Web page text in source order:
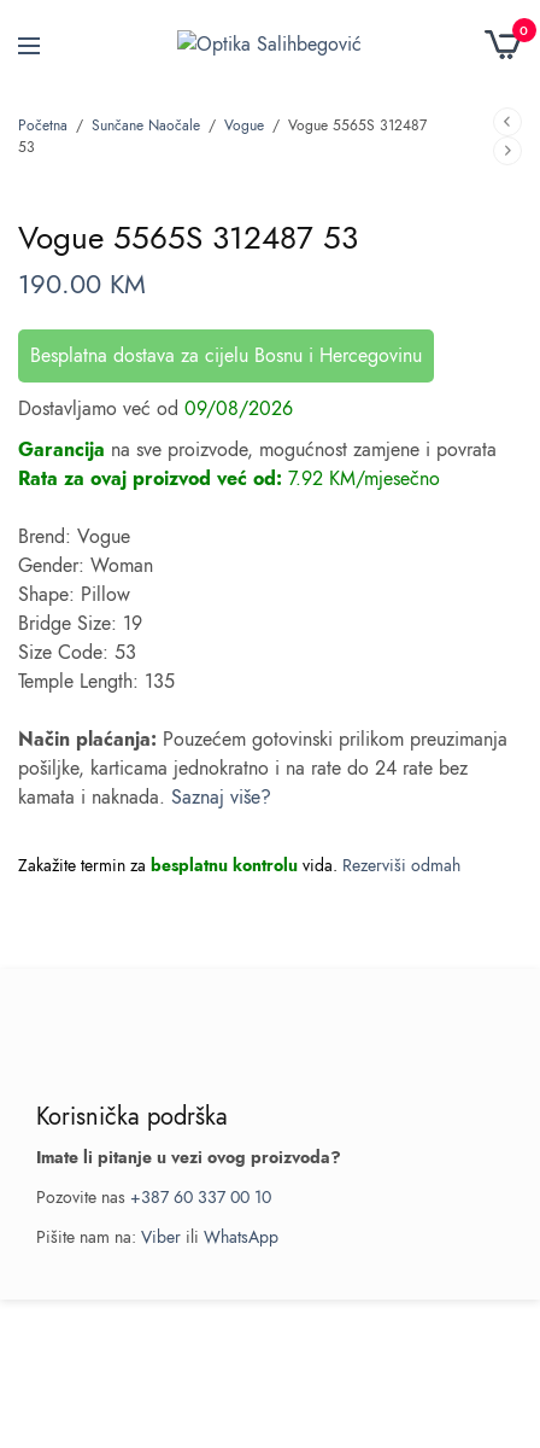
0
Početna / Sunčane Naočale / Vogue / Vogue 5565S 312487
53
Vogue 5565S 312487 53
190.00 KM
Besplatna dostava za cijelu Bosnu i Hercegovinu
Dostavljamo već od 09/08/2026
Garancija na sve proizvode, mogućnost zamjene i povrata
Rata za ovaj proizvod već od: 7.92 KM/mjesečno
Brend: Vogue
Gender: Woman
Shape: Pillow
Bridge Size: 19
Size Code: 53
Temple Length: 135
Način plaćanja: Pouzećem gotovinski prilikom preuzimanja
pošiljke, karticama jednokratno i na rate do 24 rate bez
kamata i naknada. Saznaj više?
Zakažite termin zabesplatnu kontrolu vida. Rezerviši odmah
Korisnička podrška
Imate li pitanje u vezi ovog proizvoda?
Pozovite nas +387 60 337 00 10
Pišite nam na:Viber iliWhatsApp